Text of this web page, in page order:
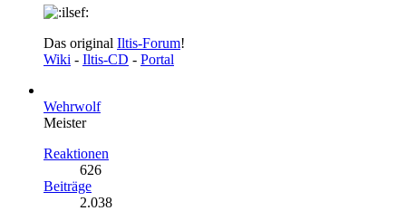
Das original Iltis-Forum!
Wiki - Iltis-CD - Portal
Wehrwolf
Meister
Reaktionen
626
Beiträge
2.038